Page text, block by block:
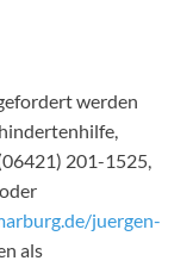
werden
201-1525,
juergen-
als